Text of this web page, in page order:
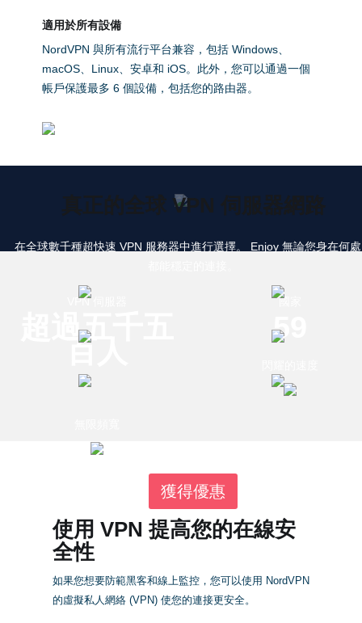
適用於所有設備
NordVPN 與所有流行平台兼容，包括 Windows、
macOS、Linux、安卓和 iOS。此外，您可以通過一個
帳戶保護最多 6 個設備，包括您的路由器。
真正的全球 VPN 伺服器網路
在全球數千種超快速 VPN 服務器中進行選擇。
Enjoy 無論您身在何
VPN 伺服器
超過五千五
百人
國家
59
獲得優惠
使用 VPN 提高您的在線安
全性
如果您想要防範黑客和線上監控，您可以使用 NordVPN
的虛擬私人網絡 (VPN) 使您的連接更安全。